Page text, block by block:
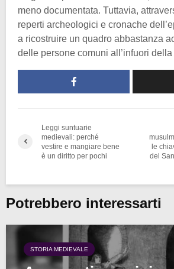
meno documentata. Tuttavia,
reperti archeologici e cronache
a ricostruire un quadro abbastanza
delle persone comuni all’infuori della
Leggi suntuarie
medievali: perché
vestire e mangiare bene
è un diritto per pochi
le
del
Potrebbero interessarti
STORIA MEDIEVALE